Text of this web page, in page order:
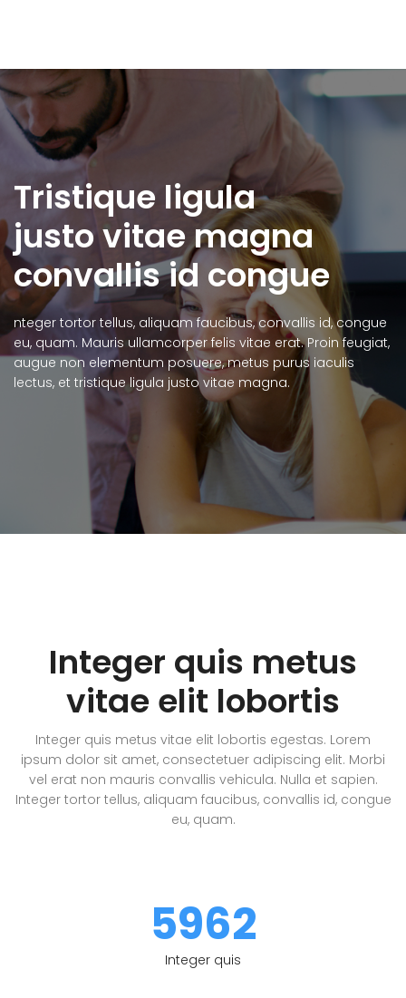
Tristique ligula
justo vitae magna
convallis id congue
nteger tortor tellus, aliquam faucibus, convallis id, congue
eu, quam. Mauris ullamcorper felis vitae erat. Proin feugiat,
augue non elementum posuere, metus purus iaculis
lectus, et tristique ligula justo vitae magna.
Integer quis metus
vitae elit lobortis
Integer quis metus vitae elit lobortis egestas. Lorem
ipsum dolor sit amet, consectetuer adipiscing elit. Morbi
vel erat non mauris convallis vehicula. Nulla et sapien.
Integer tortor tellus, aliquam faucibus, convallis id, congue
eu, quam.
5962
Integer quis